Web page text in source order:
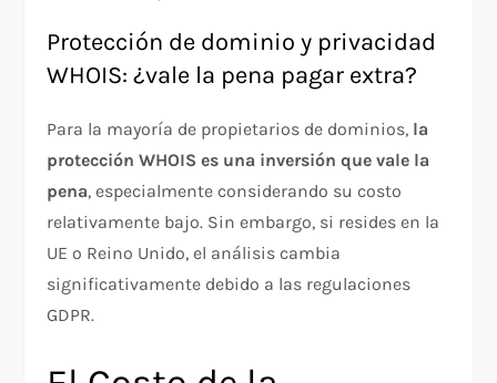
Protección de dominio y privacidad
WHOIS: ¿vale la pena pagar extra?
Para la mayoría de propietarios de dominios, la
protección WHOIS es una inversión que vale la
pena, especialmente considerando su costo
relativamente bajo. Sin embargo, si resides en la
UE o Reino Unido, el análisis cambia
significativamente debido a las regulaciones
GDPR.